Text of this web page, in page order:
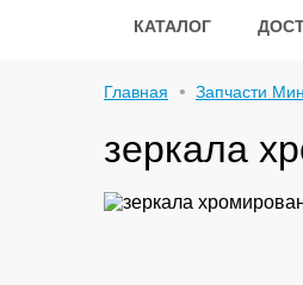
КАТАЛОГ
Главная Запчасти
зеркала